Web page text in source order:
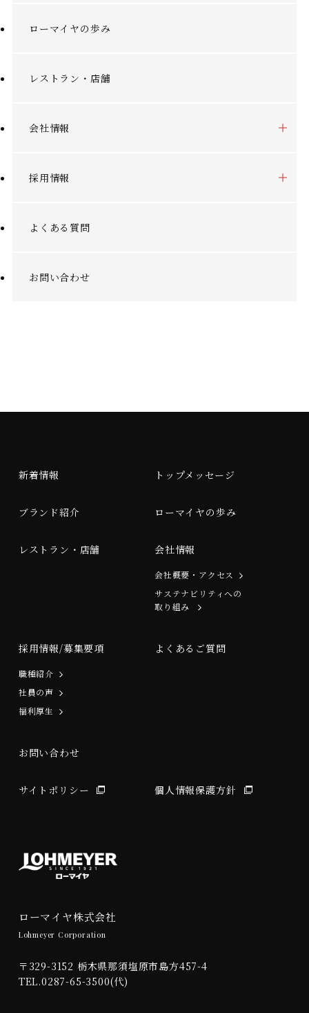
ローマイヤの歩み
レストラン・店舗
会社情報
採用情報
よくある質問
お問い合わせ
ローマイヤ株式会社
Lohmeyer Corporation
〒329-3152 栃木県那須塩原市島方457-4
TEL.0287-65-3500(代)
新着情報 トップメッセージ
ブランド紹介 ローマイヤの歩み
レストラン・店舗 会社情報
会社概要・アクセス
サステナビリティへの
取り組み
採用情報/募集要項
職種紹介
社員の声
福利厚生
よくあるご質問
お問い合わせ
サイトポリシー 個人情報保護方針